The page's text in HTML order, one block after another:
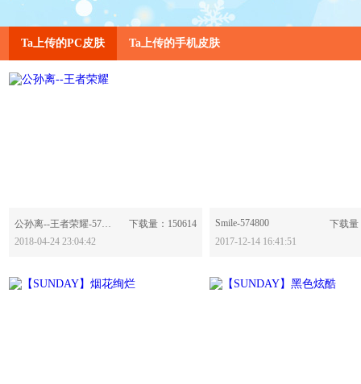
Ta上传的PC皮肤 Ta上传的手机皮肤
分享：
公孙离--王者荣耀-579853
下载量：150614
2018-04-24 23:04:42
Smile-574800
下载量
2017-12-14 16:41:51